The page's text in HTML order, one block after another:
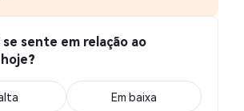
se sente em relação ao
Em baixa